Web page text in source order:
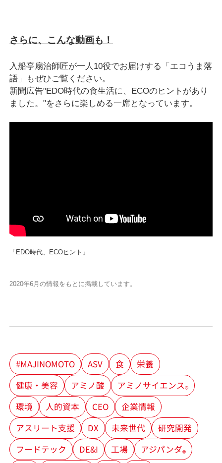
さらに、こんな動画も！
入船亭扇治師匠が一人10役でお届けする「エコうま落
語」もぜひご覧ください。
新聞広告"EDO時代の食生活に、ECOのヒントがあり
ました。"をさらに楽しめる一席となっています。
「EDO時代、ECOヒント」
2020年6月の情報をもとに掲載しています。
#MAJINOMOTO ASV 食
栄養
健康・美容
アミノ酸 アミノサイエンス®
環境 人的資本 CEO
企業情報
アスリート支援
DX 未来世代
研究開発
フードテック
DE&I 工場 アジパンダ®